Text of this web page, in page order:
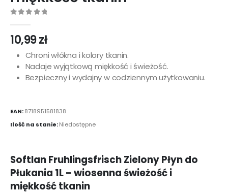
10,99zł
Chroni włókna i kolory tkanin.
Nadaje wyjątkową miękkość i świeżość.
Bezpieczny i wydajny w codziennym użytkowaniu.
EAN:8718951581838
Ilość na stanie:Niedostępne
Softlan Fruhlingsfrisch Zielony Płyn do
Płukania 1L – wiosenna świeżość i
miękkość tkanin